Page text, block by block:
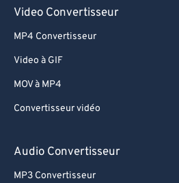
Video Convertisseur
MP4 Convertisseur
Video à GIF
MOV à MP4
Convertisseur vidéo
Audio Convertisseur
MP3 Convertisseur